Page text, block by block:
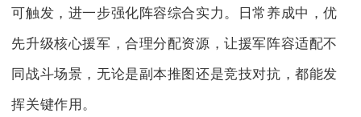
可触发，进一步强化阵容综合实力。日常养成中，优
先升级核心援军，合理分配资源，让援军阵容适配不
同战斗场景，无论是副本推图还是竞技对抗，都能发
挥关键作用。